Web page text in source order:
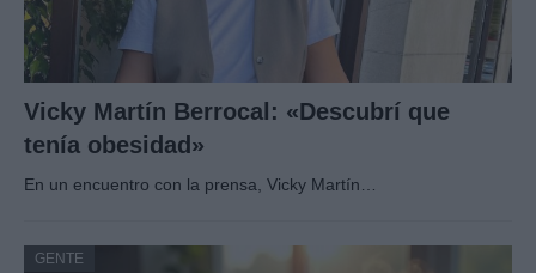
Vicky Martín Berrocal: «Descubrí que
tenía obesidad»
En un encuentro con la prensa, Vicky Martín…
GENTE